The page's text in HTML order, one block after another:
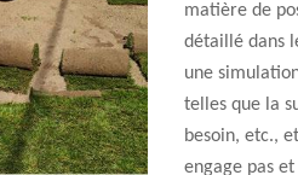
matière de
détaillé dans
une
telles que la
besoin, etc.,
engage pas